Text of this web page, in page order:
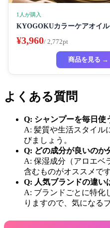
1人が購入
KYOGOKUカラーケアオイル
¥3,960/ 2,772pt
商品を見る →
よくある質問
Q: シャンプーを毎日使
A: 髪質や生活スタイル
びましょう。
Q: どの成分が良いのか
A: 保湿成分（アロエベ
含むものがオススメです
Q: 人気ブランドの違い
A: ブランドごとに特化
りますので、気になる